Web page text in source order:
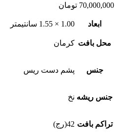
70,000,000 تومان
ابعاد 1.00 × 1.55 سانتیمتر
محل بافت کرمان
جنس پشم دست ریس
جنس ریشه نخ
تراکم بافت 42(رج)